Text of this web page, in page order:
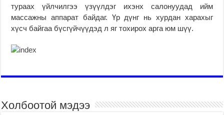
тураах үйлчилгээ үзүүлдэг ихэнх салонуудад ийм
массажны аппарат байдаг. Үр дүнг нь хурдан харахыг
хүсч байгаа бүсгүйчүүдэд л яг тохирох арга юм шүү.
Холбоотой мэдээ